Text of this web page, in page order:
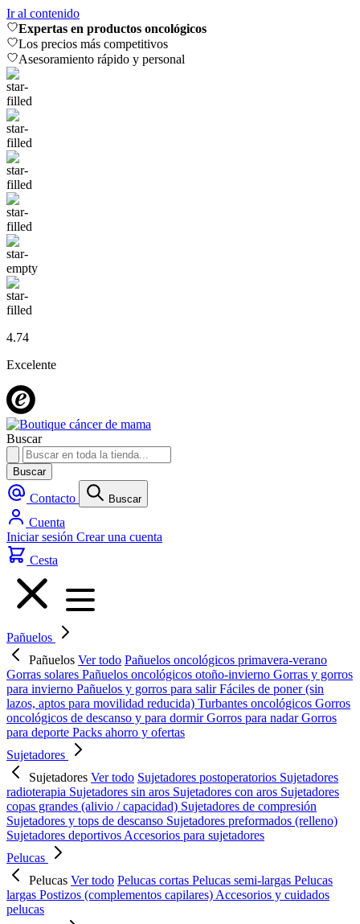
Ir al contenido
Expertas en productos oncológicos
Los precios más competitivos
Asesoramiento rápido y personal
4.74
Excelente
Buscar
Buscar
Contacto Buscar
Cuenta
Iniciar sesión Crear una cuenta
Cesta
Pañuelos
Pañuelos Ver todo Pañuelos oncológicos primavera-verano
Gorras solares Pañuelos oncológicos otoño-invierno Gorras y gorros
para invierno Pañuelos y gorros para salirFáciles de poner (sin
lazos, aptos para movilidad reducida) Turbantes oncológicos Gorros
oncológicos de descanso y para dormirGorros para nadarGorros
para deporte Packs ahorro y ofertas
Sujetadores
Sujetadores Ver todo Sujetadores postoperatorios Sujetadores
radioterapia Sujetadores sin aros Sujetadores con aros Sujetadores
copas grandes (alivio / capacidad) Sujetadores de compresión
Sujetadores y tops de descanso Sujetadores preformados (relleno)
Sujetadores deportivos Accesorios para sujetadores
Pelucas
Pelucas Ver todo Pelucas cortas Pelucas semi-largas Pelucas
largas Postizos (complementos capilares) Accesorios y cuidados
pelucas